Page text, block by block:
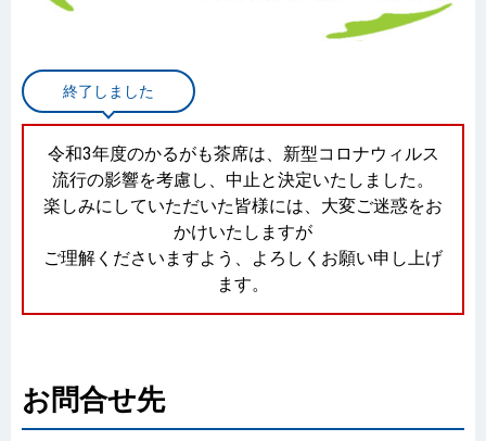
終了しました
令和3年度のかるがも茶席は、新型コロナウィルス
流行の影響を考慮し、中止と決定いたしました。
楽しみにしていただいた皆様には、大変ご迷惑をお
かけいたしますが
ご理解くださいますよう、よろしくお願い申し上げ
ます。
お問合せ先